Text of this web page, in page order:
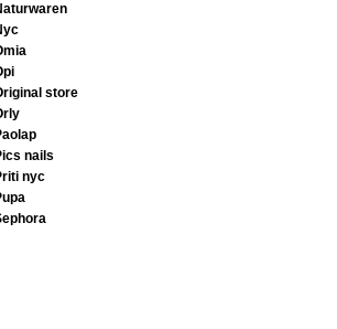
naturwaren
nyc
omia
opi
original store
orly
paolap
pics nails
priti nyc
pupa
sephora